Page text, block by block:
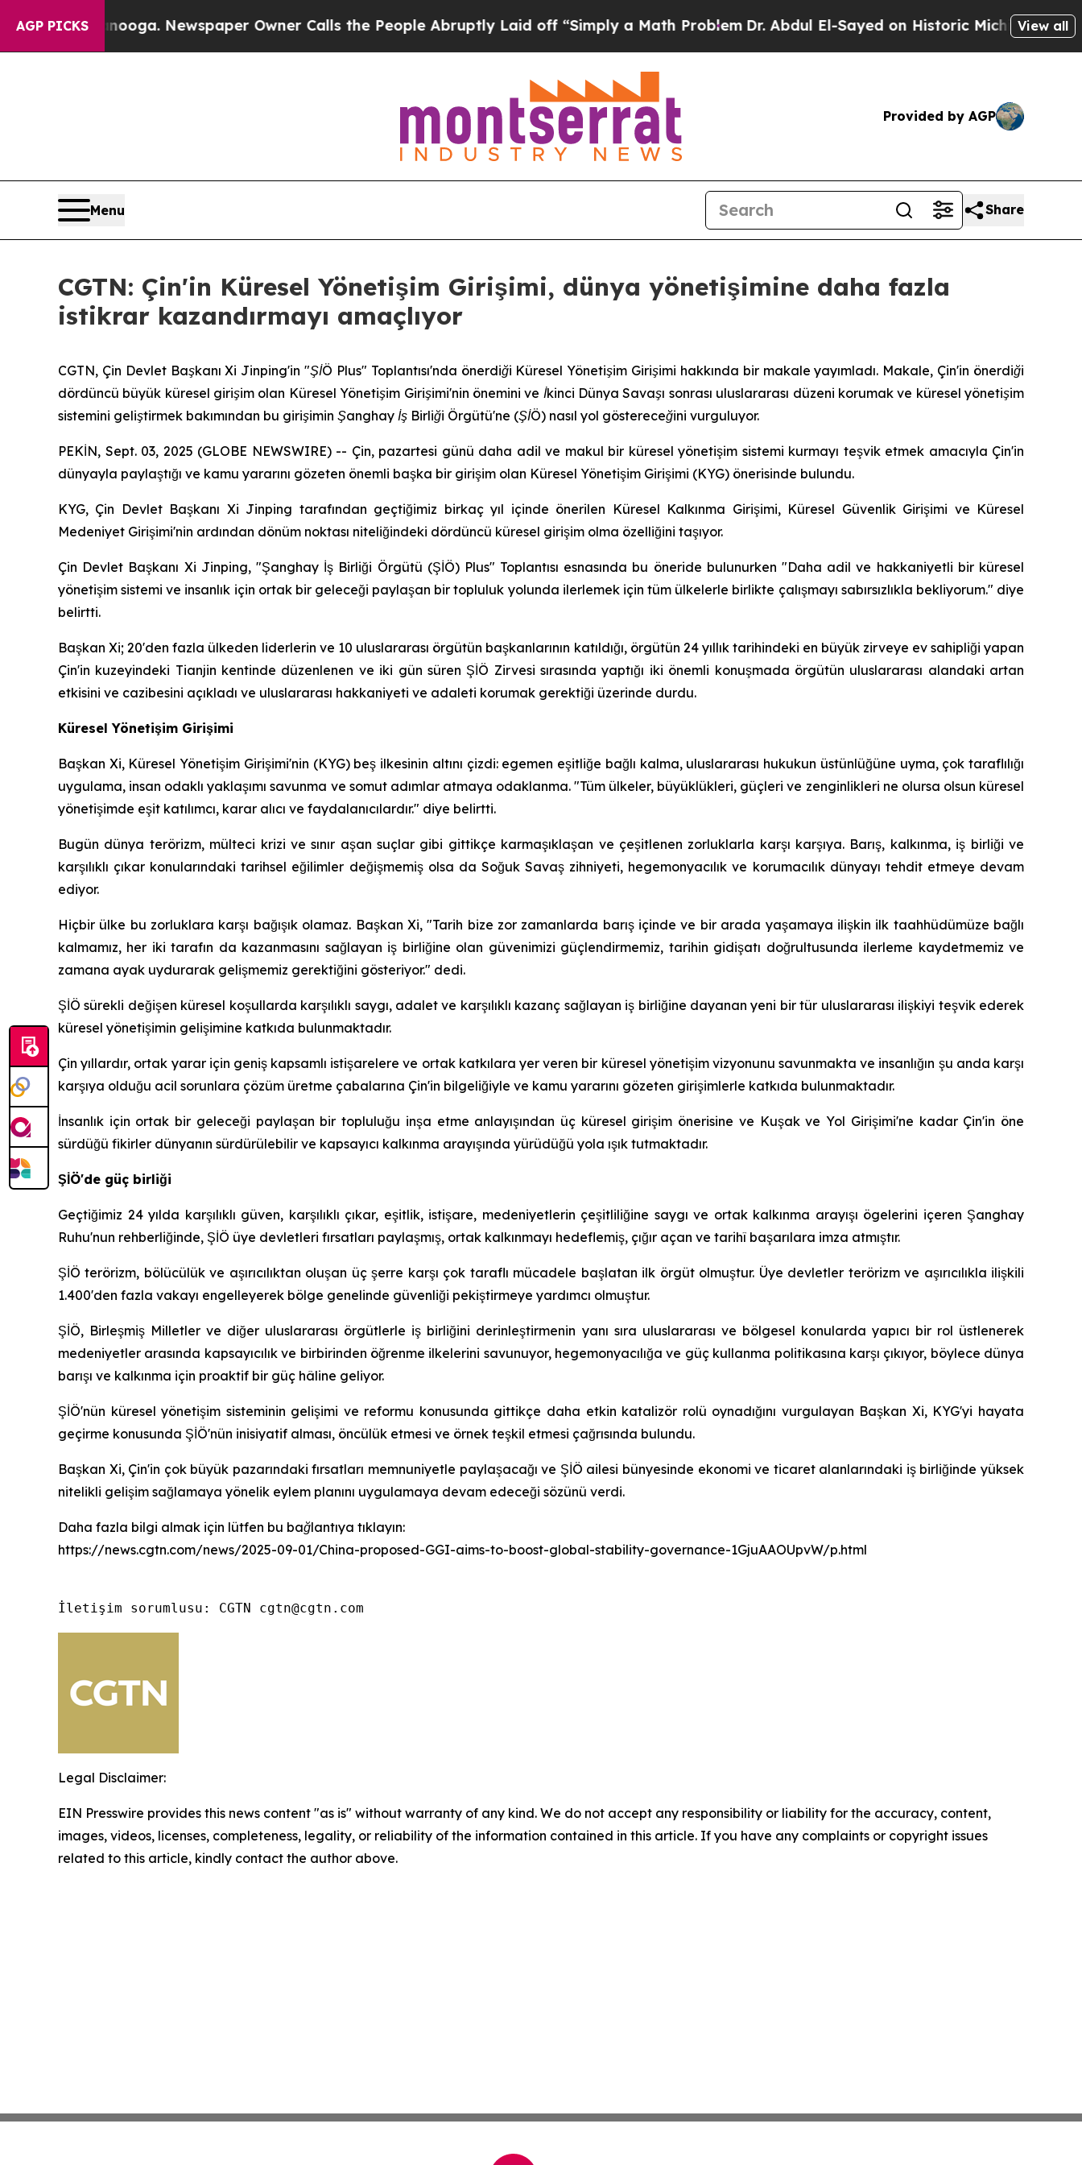
AGP PICKS Newspaper Owner Calls the People Abruptly Laid off “Simply a Math Problem Dr. Abdul El-Sayed on Historic Michigan Win:View all
Provided by AGP
Menu Share
CGTN: Çin'in Küresel Yönetişim Girişimi, dünya yönetişimine daha fazla
istikrar kazandırmayı amaçlıyor
CGTN, Çin Devlet Başkanı Xi Jinping'in "ŞİÖ Plus" Toplantısı'nda önerdiği Küresel Yönetişim Girişimi hakkında bir makale yayımladı. Makale, Çin'in önerdiği
dördüncü büyük küresel girişim olan Küresel Yönetişim Girişimi'nin önemini ve İkinci Dünya Savaşı sonrası uluslararası düzeni korumak ve küresel yönetişim
sistemini geliştirmek bakımından bu girişimin Şanghay İş Birliği Örgütü'ne (ŞİÖ) nasıl yol göstereceğini vurguluyor.
PEKİN, Sept. 03, 2025 (GLOBE NEWSWIRE) -- Çin, pazartesi günü daha adil ve makul bir küresel yönetişim sistemi kurmayı teşvik etmek amacıyla Çin'in
dünyayla paylaştığı ve kamu yararını gözeten önemli başka bir girişim olan Küresel Yönetişim Girişimi (KYG) önerisinde bulundu.
KYG, Çin Devlet Başkanı Xi Jinping tarafından geçtiğimiz birkaç yıl içinde önerilen Küresel Kalkınma Girişimi, Küresel Güvenlik Girişimi ve Küresel
Medeniyet Girişimi'nin ardından dönüm noktası niteliğindeki dördüncü küresel girişim olma özelliğini taşıyor.
Çin Devlet Başkanı Xi Jinping, "Şanghay İş Birliği Örgütü (ŞİÖ) Plus" Toplantısı esnasında bu öneride bulunurken "Daha adil ve hakkaniyetli bir küresel
yönetişim sistemi ve insanlık için ortak bir geleceği paylaşan bir topluluk yolunda ilerlemek için tüm ülkelerle birlikte çalışmayı sabırsızlıkla bekliyorum." diye
belirtti.
Başkan Xi; 20'den fazla ülkeden liderlerin ve 10 uluslararası örgütün başkanlarının katıldığı, örgütün 24 yıllık tarihindeki en büyük zirveye ev sahipliği yapan
Çin'in kuzeyindeki Tianjin kentinde düzenlenen ve iki gün süren ŞİÖ Zirvesi sırasında yaptığı iki önemli konuşmada örgütün uluslararası alandaki artan
etkisini ve cazibesini açıkladı ve uluslararası hakkaniyeti ve adaleti korumak gerektiği üzerinde durdu.
Küresel Yönetişim Girişimi
Başkan Xi, Küresel Yönetişim Girişimi'nin (KYG) beş ilkesinin altını çizdi: egemen eşitliğe bağlı kalma, uluslararası hukukun üstünlüğüne uyma, çok taraflılığı
uygulama, insan odaklı yaklaşımı savunma ve somut adımlar atmaya odaklanma. "Tüm ülkeler, büyüklükleri, güçleri ve zenginlikleri ne olursa olsun küresel
yönetişimde eşit katılımcı, karar alıcı ve faydalanıcılardır." diye belirtti.
Bugün dünya terörizm, mülteci krizi ve sınır aşan suçlar gibi gittikçe karmaşıklaşan ve çeşitlenen zorluklarla karşı karşıya. Barış, kalkınma, iş birliği ve
karşılıklı çıkar konularındaki tarihsel eğilimler değişmemiş olsa da Soğuk Savaş zihniyeti, hegemonyacılık ve korumacılık dünyayı tehdit etmeye devam
ediyor.
Hiçbir ülke bu zorluklara karşı bağışık olamaz. Başkan Xi, "Tarih bize zor zamanlarda barış içinde ve bir arada yaşamaya ilişkin ilk taahhüdümüze bağlı
kalmamız, her iki tarafın da kazanmasını sağlayan iş birliğine olan güvenimizi güçlendirmemiz, tarihin gidişatı doğrultusunda ilerleme kaydetmemiz ve
zamana ayak uydurarak gelişmemiz gerektiğini gösteriyor." dedi.
ŞİÖ sürekli değişen küresel koşullarda karşılıklı saygı, adalet ve karşılıklı kazanç sağlayan iş birliğine dayanan yeni bir tür uluslararası ilişkiyi teşvik ederek
küresel yönetişimin gelişimine katkıda bulunmaktadır.
Çin yıllardır, ortak yarar için geniş kapsamlı istişarelere ve ortak katkılara yer veren bir küresel yönetişim vizyonunu savunmakta ve insanlığın şu anda karşı
karşıya olduğu acil sorunlara çözüm üretme çabalarına Çin'in bilgeliğiyle ve kamu yararını gözeten girişimlerle katkıda bulunmaktadır.
İnsanlık için ortak bir geleceği paylaşan bir topluluğu inşa etme anlayışından üç küresel girişim önerisine ve Kuşak ve Yol Girişimi'ne kadar Çin'in öne
sürdüğü fikirler dünyanın sürdürülebilir ve kapsayıcı kalkınma arayışında yürüdüğü yola ışık tutmaktadır.
ŞİÖ'de güç birliği
Geçtiğimiz 24 yılda karşılıklı güven, karşılıklı çıkar, eşitlik, istişare, medeniyetlerin çeşitliliğine saygı ve ortak kalkınma arayışı ögelerini içeren Şanghay
Ruhu'nun rehberliğinde, ŞİÖ üye devletleri fırsatları paylaşmış, ortak kalkınmayı hedeflemiş, çığır açan ve tarihî başarılara imza atmıştır.
ŞİÖ terörizm, bölücülük ve aşırıcılıktan oluşan üç şerre karşı çok taraflı mücadele başlatan ilk örgüt olmuştur. Üye devletler terörizm ve aşırıcılıkla ilişkili
1.400'den fazla vakayı engelleyerek bölge genelinde güvenliği pekiştirmeye yardımcı olmuştur.
ŞİÖ, Birleşmiş Milletler ve diğer uluslararası örgütlerle iş birliğini derinleştirmenin yanı sıra uluslararası ve bölgesel konularda yapıcı bir rol üstlenerek
medeniyetler arasında kapsayıcılık ve birbirinden öğrenme ilkelerini savunuyor, hegemonyacılığa ve güç kullanma politikasına karşı çıkıyor, böylece dünya
barışı ve kalkınma için proaktif bir güç hâline geliyor.
ŞİÖ'nün küresel yönetişim sisteminin gelişimi ve reformu konusunda gittikçe daha etkin katalizör rolü oynadığını vurgulayan Başkan Xi, KYG'yi hayata
geçirme konusunda ŞİÖ'nün inisiyatif alması, öncülük etmesi ve örnek teşkil etmesi çağrısında bulundu.
Başkan Xi, Çin'in çok büyük pazarındaki fırsatları memnuniyetle paylaşacağı ve ŞİÖ ailesi bünyesinde ekonomi ve ticaret alanlarındaki iş birliğinde yüksek
nitelikli gelişim sağlamaya yönelik eylem planını uygulamaya devam edeceği sözünü verdi.
Daha fazla bilgi almak için lütfen bu bağlantıya tıklayın:
https://news.cgtn.com/news/2025-09-01/China-proposed-GGI-aims-to-boost-global-stability-governance-1GjuAAOUpvW/p.html
İletişim sorumlusu: CGTN cgtn@cgtn.com
Legal Disclaimer:
EIN Presswire provides this news content "as is" without warranty of any kind. We do not accept any responsibility or liability for the accuracy, content,
images, videos, licenses, completeness, legality, or reliability of the information contained in this article. If you have any complaints or copyright issues
related to this article, kindly contact the author above.